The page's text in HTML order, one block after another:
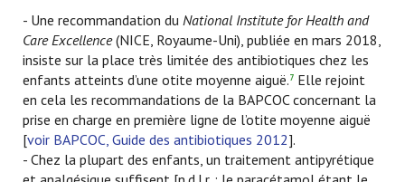
- Une recommandation du National Institute for Health and
Care Excellence(NICE, Royaume-Uni), publiée en mars 2018,
insiste sur la place très limitée des antibiotiques chez les
enfants atteints d’une otite moyenne aiguë.7 Elle rejoint
en cela les recommandations de la BAPCOC concernant la
prise en charge en première ligne de l’otite moyenne aiguë
[voir BAPCOC, Guide des antibiotiques 2012].
- Chez la plupart des enfants, un traitement antipyrétique